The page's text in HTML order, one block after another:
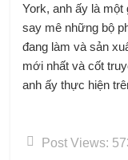
York, anh ấy là
say mê những bộ
đang làm và sản
mới nhất và cốt
anh ấy thực hiện
Post Views: